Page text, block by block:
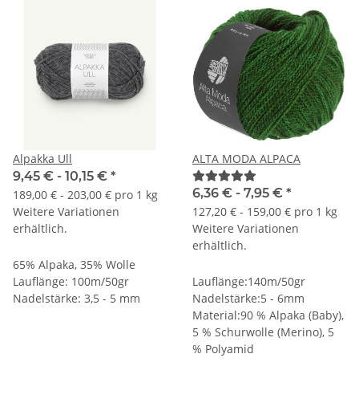
Alpakka Ull
9,45 € - 10,15 € *
189,00 € - 203,00 € pro 1 kg
Weitere Variationen
erhältlich.
65% Alpaka, 35% Wolle
Lauflänge: 100m/50gr
Nadelstärke: 3,5 - 5 mm
ALTA MODA ALPACA
6,36 € - 7,95 € *
127,20 € - 159,00 € pro 1 kg
Weitere Variationen
erhältlich.
Lauflänge:140m/50gr
Nadelstärke:5 - 6mm
Material:90 % Alpaka (Baby),
5 % Schurwolle (Merino), 5
% Polyamid